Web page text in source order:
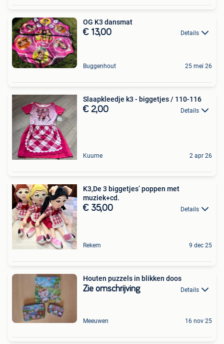
OG K3 dansmat
€ 13,00 Details
Buggenhout 25 mei 26
Slaapkleedje k3 - biggetjes / 110-116
€ 2,00 Details
Kuurne 2 apr 26
K3,De 3 biggetjes’ poppen met
muziek+cd.
€ 35,00 Details
Rekem 9 dec 25
Houten puzzels in blikken doos
Zie omschrijving Details
Meeuwen 16 nov 25